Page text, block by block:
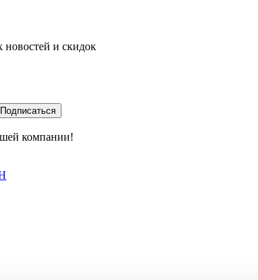
новостей и скидок
Подписаться
компании!